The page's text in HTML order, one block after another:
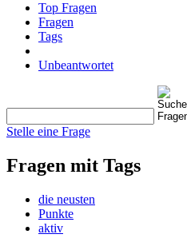
Top Fragen
Fragen
Tags
Unbeantwortet
Stelle eine Frage
Fragen mit Tags
die neusten
Punkte
aktiv